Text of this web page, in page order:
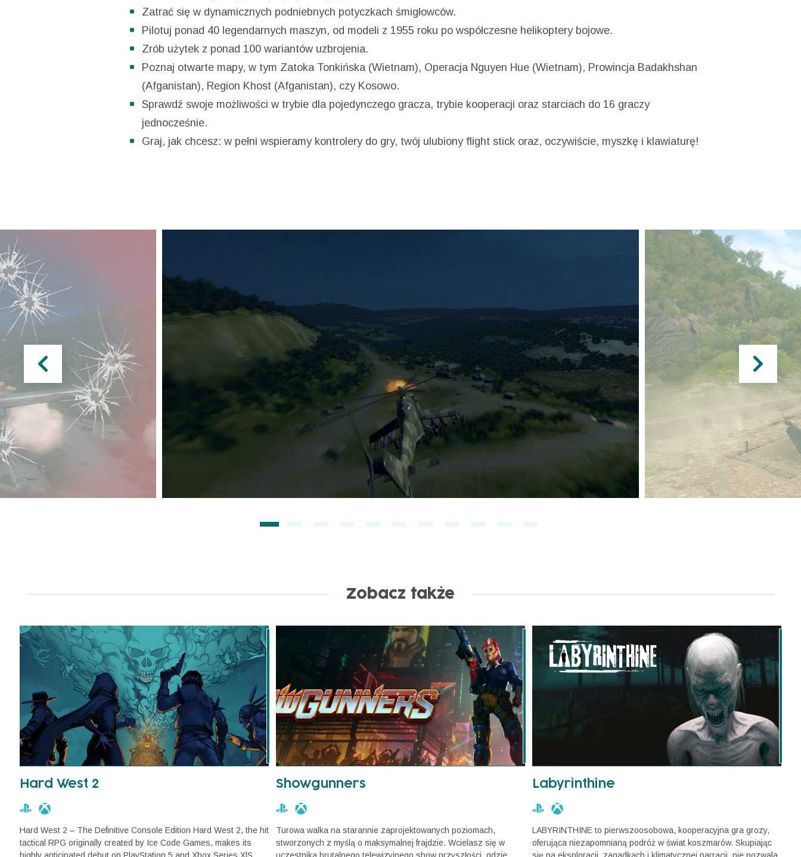
Zatrać się w dynamicznych podniebnych potyczkach śmigłowców.
Pilotuj ponad 40 legendarnych maszyn, od modeli z 1955 roku po współczesne helikoptery bojowe.
Zrób użytek z ponad 100 wariantów uzbrojenia.
Poznaj otwarte mapy, w tym Zatoka Tonkińska (Wietnam), Operacja Nguyen Hue (Wietnam), Prowincja Badakhshan
(Afganistan), Region Khost (Afganistan), czy Kosowo.
Sprawdź swoje możliwości w trybie dla pojedynczego gracza, trybie kooperacji oraz starciach do 16 graczy
jednocześnie.
Graj, jak chcesz: w pełni wspieramy kontrolery do gry, twój ulubiony flight stick oraz, oczywiście, myszkę i klawiaturę!
Zobacz także
Hard West 2
Hard West 2 – The Definitive Console Edition Hard West 2, the hit
tactical RPG originally created by Ice Code Games, makes its
highly anticipated debut on PlayStation 5 and Xbox Series X|S.
Showgunners
Turowa walka na starannie zaprojektowanych poziomach,
stworzonych z myślą o maksymalnej frajdzie. Wcielasz się w
uczestnika brutalnego telewizyjnego show przyszłości, gdzie
Labyrinthine
LABYRINTHINE to pierwszoosobowa, kooperacyjna gra grozy,
oferująca niezapomnianą podróż w świat koszmarów. Skupiając
się na eksploracji, zagadkach i klimatycznej narracji, nie pozwala